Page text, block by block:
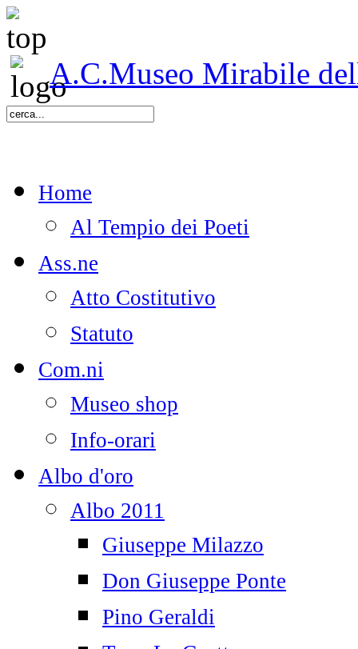
A.C.Museo Mirabile
Home
Al Tempio dei Poeti
Ass.ne
Atto Costitutivo
Statuto
Com.ni
Museo shop
Info-orari
Albo d'oro
Albo 2011
Giuseppe Milazzo
Don Giuseppe Ponte
Pino Geraldi